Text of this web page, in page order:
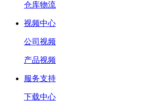
仓库物流
视频中心
公司视频
产品视频
服务支持
下载中心